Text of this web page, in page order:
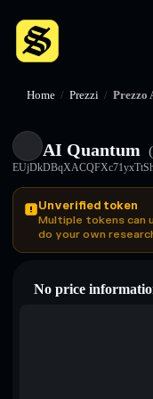
Home / Prezzi / Prezzo
AI Quantum
Unverified token
Multiple tokens can
do your own
No price